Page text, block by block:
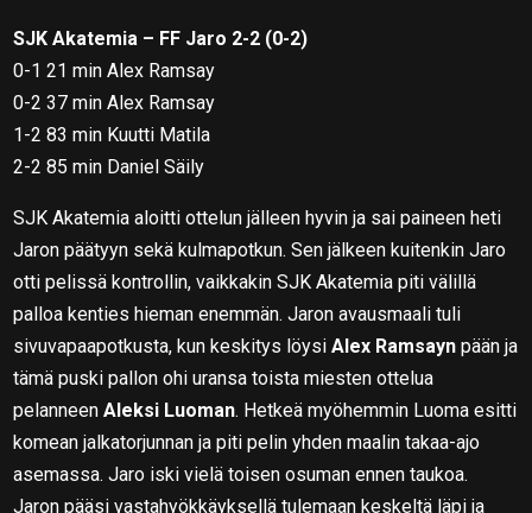
SJK Akatemia – FF Jaro 2-2 (0-2)
0-1 21 min Alex Ramsay
0-2 37 min Alex Ramsay
1-2 83 min Kuutti Matila
2-2 85 min Daniel Säily
SJK Akatemia aloitti ottelun jälleen hyvin ja sai paineen heti
Jaron päätyyn sekä kulmapotkun. Sen jälkeen kuitenkin Jaro
otti pelissä kontrollin, vaikkakin SJK Akatemia piti välillä
palloa kenties hieman enemmän. Jaron avausmaali tuli
sivuvapaapotkusta, kun keskitys löysiAlex Ramsayn pään ja
tämä puski pallon ohi uransa toista miesten ottelua
pelanneenAleksi Luoman. Hetkeä myöhemmin Luoma esitti
komean jalkatorjunnan ja piti pelin yhden maalin takaa-ajo
asemassa. Jaro iski vielä toisen osuman ennen taukoa.
Jaron pääsi vastahyökkäyksellä tulemaan keskeltä läpi ja